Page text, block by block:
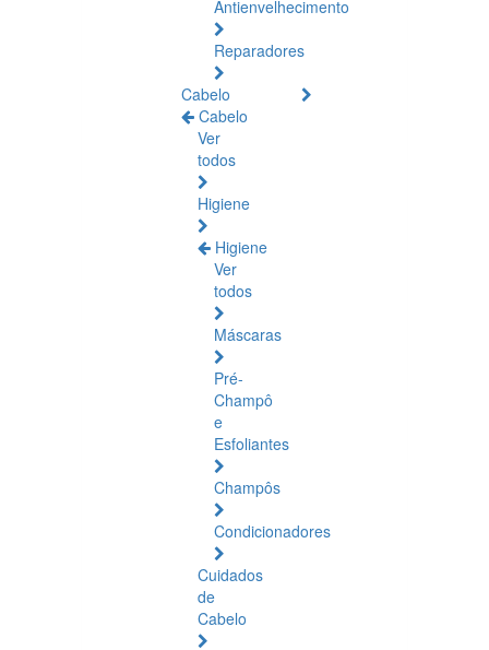
Antienvelhecimento
Reparadores
Cabelo
Cabelo
Ver
todos
Higiene
Higiene
Ver
todos
Máscaras
Pré-
Champô
e
Esfoliantes
Champôs
Condicionadores
Cuidados
de
Cabelo